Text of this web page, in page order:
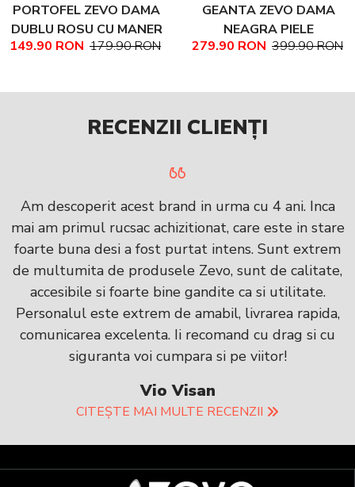
PORTOFEL ZEVO DAMA
DUBLU ROSU CU MANER
PIELE NATURALA
149.90 RON 179.90 RON
GEANTA ZEVO DAMA
NEAGRA PIELE
NATURALA TEXTURATA
279.90 RON 399.90 RON
RECENZII CLIENȚI
Am descoperit acest brand in urma cu 4 ani. Inca
mai am primul rucsac achizitionat, care este in stare
foarte buna desi a fost purtat intens. Sunt extrem
de multumita de produsele Zevo, sunt de calitate,
accesibile si foarte bine gandite ca si utilitate.
Personalul este extrem de amabil, livrarea rapida,
comunicarea excelenta. Ii recomand cu drag si cu
siguranta voi cumpara si pe viitor!
Vio Visan
CITEȘTE MAI MULTE RECENZII